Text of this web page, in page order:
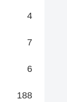
4
7
6
188